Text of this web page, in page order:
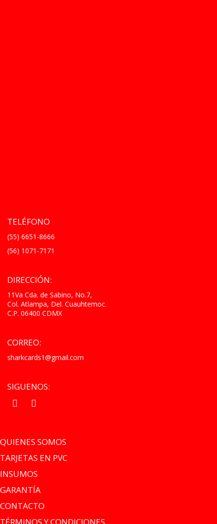
TELÉFONO
(55) 6651-8666
(56) 1071-7171
DIRECCIÓN:
11Va Cda. de Sabino, No.7,
Col. Atlampa, Del. Cuauhtemoc.
C.P. 06400 CDMX
CORREO:
sharkcards1@gmail.com
SIGUENOS:
QUIENES SOMOS
TARJETAS EN PVC
INSUMOS
GARANTÍA
CONTACTO